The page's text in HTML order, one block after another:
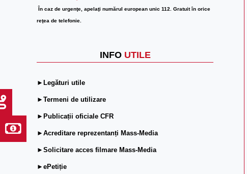
În caz de urgenţe, apelaţi numărul european unic 112. Gratuit în orice
reţea de telefonie.
INFO UTILE
►Legături utile
►Termeni de utilizare
►Publicații oficiale CFR
►Acreditare reprezentanți Mass-Media
►Solicitare acces filmare Mass-Media
►ePetiție